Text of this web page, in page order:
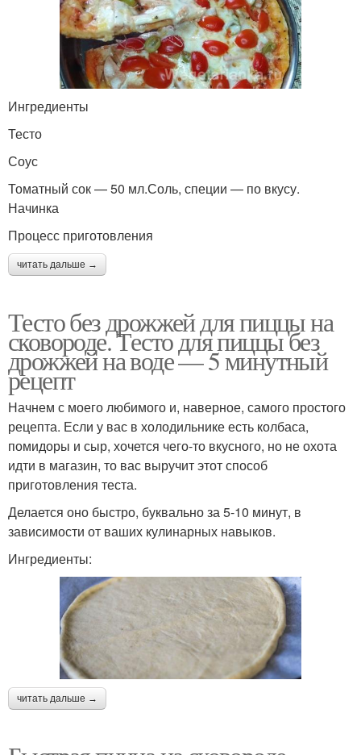
Ингредиенты
Тесто
Соус
Томатный сок — 50 мл.Соль, специи — по вкусу.
Начинка
Процесс приготовления
читать дальше →
Тесто без дрожжей для пиццы на
сковороде. Тесто для пиццы без
дрожжей на воде — 5 минутный
рецепт
Начнем с моего любимого и, наверное, самого простого
рецепта. Если у вас в холодильнике есть колбаса,
помидоры и сыр, хочется чего-то вкусного, но не охота
идти в магазин, то вас выручит этот способ
приготовления теста.
Делается оно быстро, буквально за 5-10 минут, в
зависимости от ваших кулинарных навыков.
Ингредиенты:
читать дальше →